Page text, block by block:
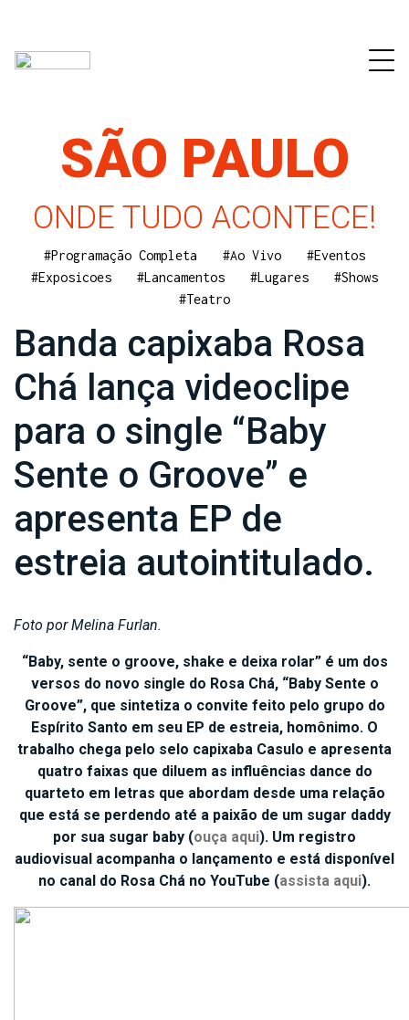
SÃO PAULO
ONDE TUDO ACONTECE!
#Programação Completa #Ao Vivo
#Eventos
#Exposicoes
#Lancamentos #Lugares
#Shows
#Teatro
Banda capixaba Rosa
Chá lança videoclipe
para o single “Baby
Sente o Groove” e
apresenta EP de
estreia autointitulado.
Foto por Melina Furlan.
“Baby, sente o groove, shake e deixa rolar” é um dos
versos do novo single do Rosa Chá, “Baby Sente o
Groove”, que sintetiza o convite feito pelo grupo do
Espírito Santo em seu EP de estreia, homônimo. O
trabalho chega pelo selo capixaba Casulo e apresenta
quatro faixas que diluem as influências dance do
quarteto em letras que abordam desde uma relação
que está se perdendo até a paixão de um sugar daddy
por sua sugar baby (ouça aqui). Um registro
audiovisual acompanha o lançamento e está disponível
no canal do Rosa Chá no YouTube (assista aqui).